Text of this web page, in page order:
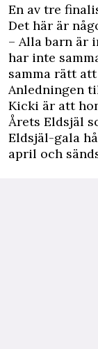
En av tre
Det här är
– Alla barn är
har inte
samma rätt
Anledningen
Kicki är att
Årets Eldsjäl
Eldsjäl-gala
april och